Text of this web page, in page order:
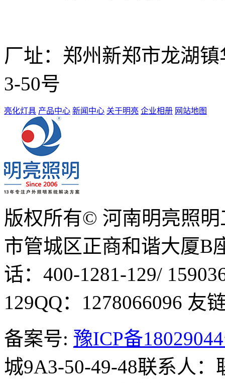
厂址： 郑州新郑市龙湖
3-50号
亮化灯具 产品中心 新闻中心 关于明亮 企业相册 网站地图
版权所有© 河南明亮照
市管城区正商和谐大厦B
话：400-1281-129/
129QQ：1278066096 友
备案号: 豫ICP备
城9A3-50-49-48联系人：